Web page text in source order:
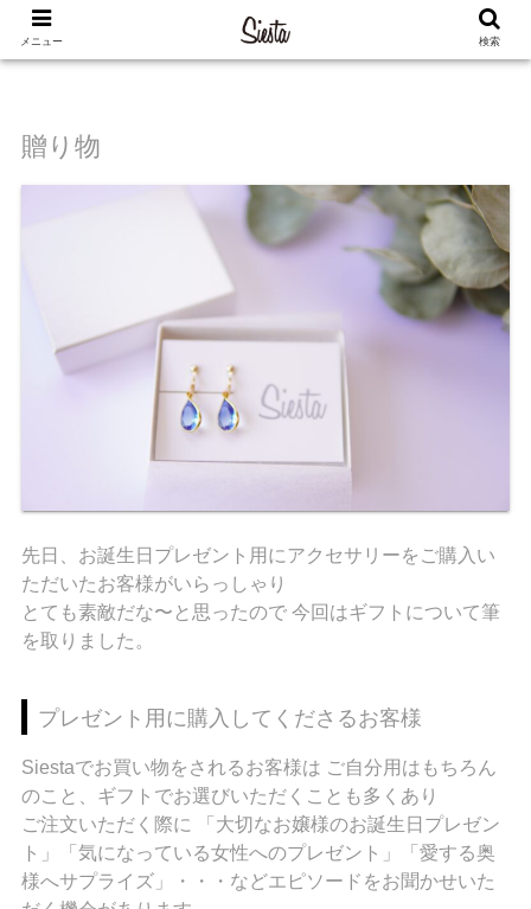
贈り物
先日、お誕生日プレゼント用にアクセサリーをご購入い
ただいたお客様がいらっしゃり
とても素敵だな〜と思ったので 今回はギフトについて筆
を取りました。
プレゼント用に購入してくださるお客様
Siestaでお買い物をされるお客様は ご自分用はもちろん
のこと、ギフトでお選びいただくことも多くあり
ご注文いただく際に 「大切なお嬢様のお誕生日プレゼン
ト」「気になっている女性へのプレゼント」「愛する奥
様へサプライズ」・・・などエピソードをお聞かせいた
メニュー 検索